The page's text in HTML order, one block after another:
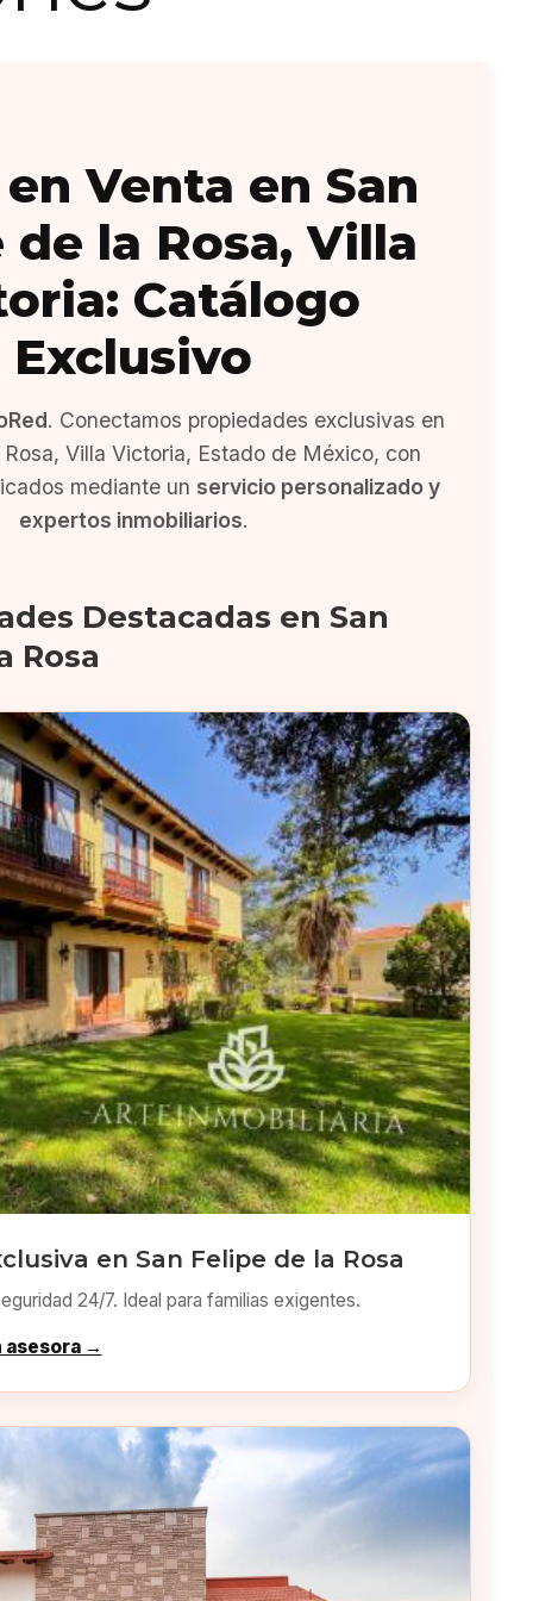
en Venta en San
de la Rosa, Villa
Catálogo
Exclusivo
. Conectamos propiedades exclusivas en
Villa Victoria, Estado de México, con
mediante un servicio personalizado y
expertos inmobiliarios.
Destacadas en San
Rosa
en San Felipe de la Rosa
24/7. Ideal para familias exigentes.
asesora →